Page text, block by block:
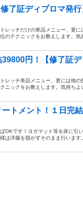
了証ディプロマ発行
レッチだけの単品メニュー、更に
のテクニックをお教えします。気
円！【修了証デ
レッチ単品メニュー、更には他の
ニックをお教えします。気持ちよ
トメント！１日完
OKです！ヨガマット等を床に引
は洋服を脱がずそのまま行います